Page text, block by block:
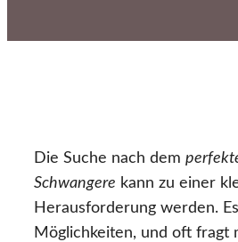
Die Suche nach dem
Schwangere kann zu einer
Herausforderung werden.
Möglichkeiten, und oft fragt